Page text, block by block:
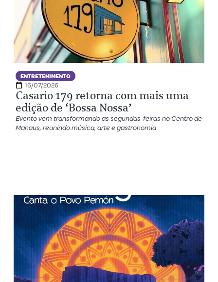
ENTRETENIMENTO
16/07/2026
Casario 179 retorna com mais uma
edição de ‘Bossa Nossa’
Evento vem transformando as segundas-feiras no Centro de
Manaus, reunindo música, arte e gastronomia